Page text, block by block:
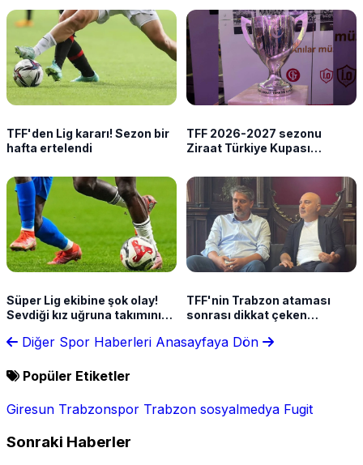
TFF'den Lig kararı! Sezon bir
hafta ertelendi
TFF 2026-2027 sezonu
Ziraat Türkiye Kupası
Süper Lig ekibine şok olay!
Sevdiği kız uğruna takımını
TFF'nin Trabzon ataması
sonrası dikkat çeken
yukarıdan atama yapıldı"
Diğer Spor Haberleri Anasayfaya Dön
Popüler Etiketler
Giresun Trabzonspor Trabzon sosyalmedya Fugit
Sonraki Haberler